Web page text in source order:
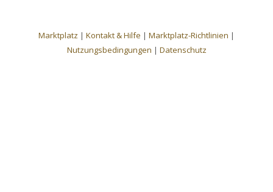
Marktplatz | Kontakt & Hilfe | Marktplatz-Richtlinien |
Nutzungsbedingungen | Datenschutz